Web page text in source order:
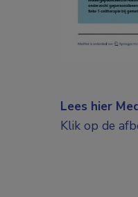
Lees hier
Klik op de